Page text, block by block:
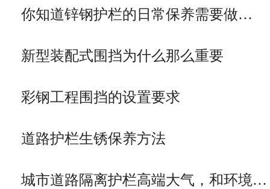
你知道锌钢护栏的日常保养需要做…
新型装配式围挡为什么那么重要
彩钢工程围挡的设置要求
道路护栏生锈保养方法
城市道路隔离护栏高端大气，和环境…